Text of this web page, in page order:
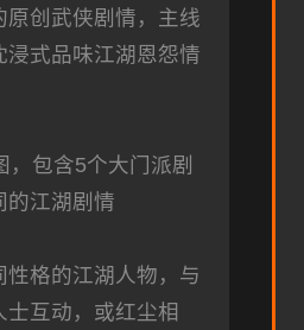
创武侠剧情，主线
浸式品味江湖恩怨情
包含5个大门派剧
的江湖剧情
格的江湖人物，与
士互动，或红尘相